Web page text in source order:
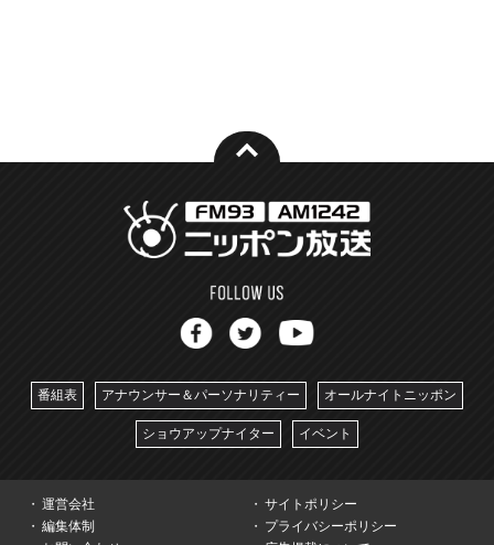
番組表 アナウンサー＆パーソナリティー オールナイトニッポン
ショウアップナイター イベント
運営会社
サイトポリシー
編集体制
プライバシーポリシー